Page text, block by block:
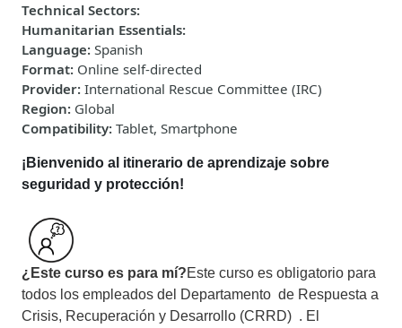
Technical Sectors:
Humanitarian Essentials:
Language: Spanish
Format: Online self-directed
Provider: International Rescue Committee (IRC)
Region: Global
Compatibility: Tablet, Smartphone
¡Bienvenido al itinerario de aprendizaje sobre
seguridad y protección!
¿Este curso es para mí?Este curso es obligatorio para
todos los empleados del Departamento de Respuesta a
Crisis, Recuperación y Desarrollo (CRRD) . El